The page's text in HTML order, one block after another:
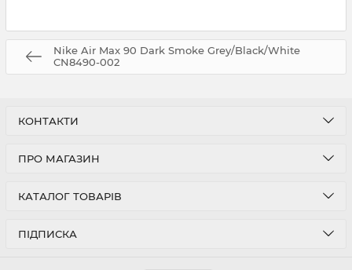
Nike Air Max 90 Dark Smoke Grey/Black/White
CN8490-002
КОНТАКТИ
ПРО МАГАЗИН
КАТАЛОГ ТОВАРІВ
ПІДПИСКА